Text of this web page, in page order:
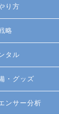
り方
略
タル
・グッズ
ンサー分析